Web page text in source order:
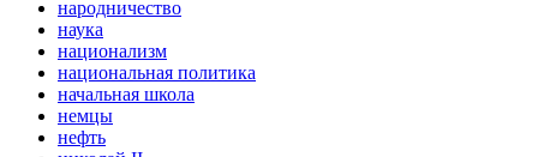
народничество
наука
национализм
национальная политика
начальная школа
немцы
нефть